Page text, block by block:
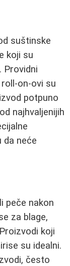
suštinske
koji su
Providni
on-ovi su
potpuno
najhvaljenijih
da neće
peče nakon
za blage,
koji
su idealni.
često